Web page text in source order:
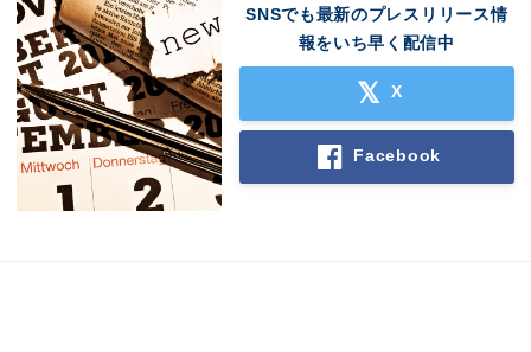
SNSでも最新のプレスリリース情
報をいち早く配信中
X
Facebook